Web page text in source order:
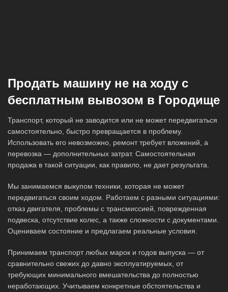
Продать машину не на ходу с
бесплатным вывозом в Городище
Транспорт, который не заводится или не может передвигаться
самостоятельно, быстро превращается в проблему.
Использовать его невозможно, ремонт требует вложений, а
перевозка — дополнительных затрат. Самостоятельная
продажа в такой ситуации, как правило, не дает результата.
Мы занимаемся выкупом техники, которая не может
передвигаться своим ходом. Работаем с разными ситуациями:
отказ двигателя, проблемы с трансмиссией, поврежденная
подвеска, отсутствие колес, а также сложности с документами.
Оцениваем состояние и предлагаем реальные условия.
Принимаем транспорт любых марок и годов выпуска — от
сравнительно свежих до давно эксплуатируемых, от
требующих минимального вмешательства до полностью
неработающих. Учитываем конкретные обстоятельства и